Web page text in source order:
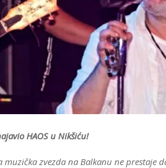
HAOS u Nikšiću!
muzička zvezda na Balkanu ne prestaje